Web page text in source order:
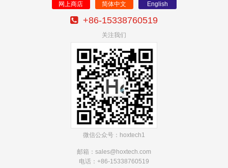
网上商店 简体中文 English
+86-15338760519
关注我们
微信公众号：hoxtech1
邮箱：sales@hoxtech.com
电话：+86-15338760519